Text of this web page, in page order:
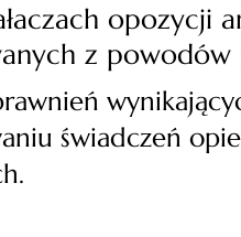
opozycji
z
świadczeń